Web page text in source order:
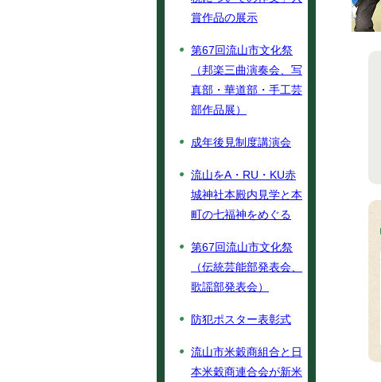
賞作品の展示
第67回流山市文化祭
（邦楽三曲演奏会、写
真部・華道部・手工芸
部作品展）
成年後見制度講演会
流山をA・RU・KU赤
城神社本殿内見学と本
町の七福神をめぐる
第67回流山市文化祭
（伝統芸能部発表会、
歌謡部発表会）
防犯ポスター表彰式
流山市米穀商組合と日
本米穀商連合会が新米